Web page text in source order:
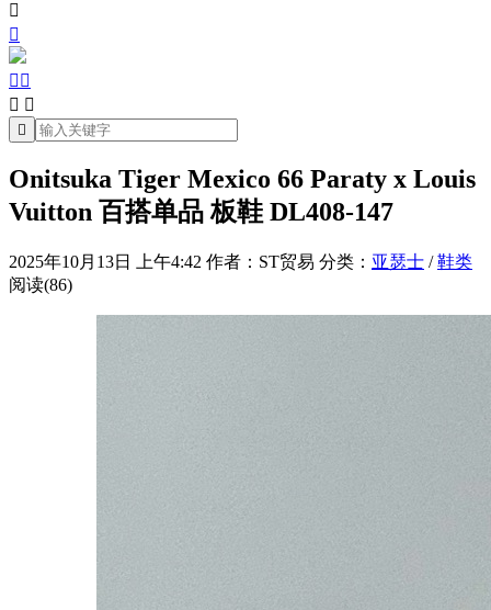


 
 

Onitsuka Tiger Mexico 66 Paraty x Louis
Vuitton 百搭单品 板鞋 DL408-147
2025年10月13日 上午4:42 作者：ST贸易 分类： 亚瑟士 /鞋类
阅读(86)